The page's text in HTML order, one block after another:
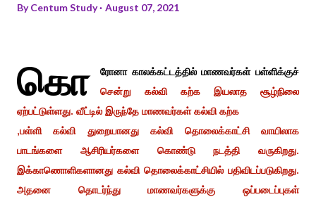
ByCentum Study August 07, 2021
கொ
ரோனா காலக்கட்டத்தில் மாணவர்கள் பள்ளிக்குச்
சென்று கல்வி கற்க இயலாத சூழ்நிலை
ஏற்பட்டுள்ளது. வீட்டில் இருந்தே மாணவர்கள் கல்வி கற்க
,பள்ளி கல்வி துறையானது கல்வி தொலைக்காட்சி வாயிலாக
பாடங்களை ஆசிரியர்களை கொண்டு நடத்தி வருகிறது.
இக்காணொளிகளானது கல்வி தொலைக்காட்சியில் பதிவிடப்படுகிறது.
அதனை தொடர்ந்து மாணவர்களுக்கு ஒப்படைப்புகள்